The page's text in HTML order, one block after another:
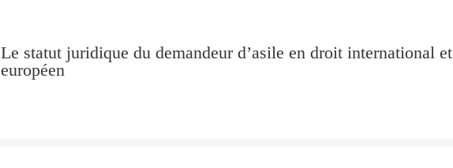
Le statut juridique du demandeur d’asile en droit international et
européen